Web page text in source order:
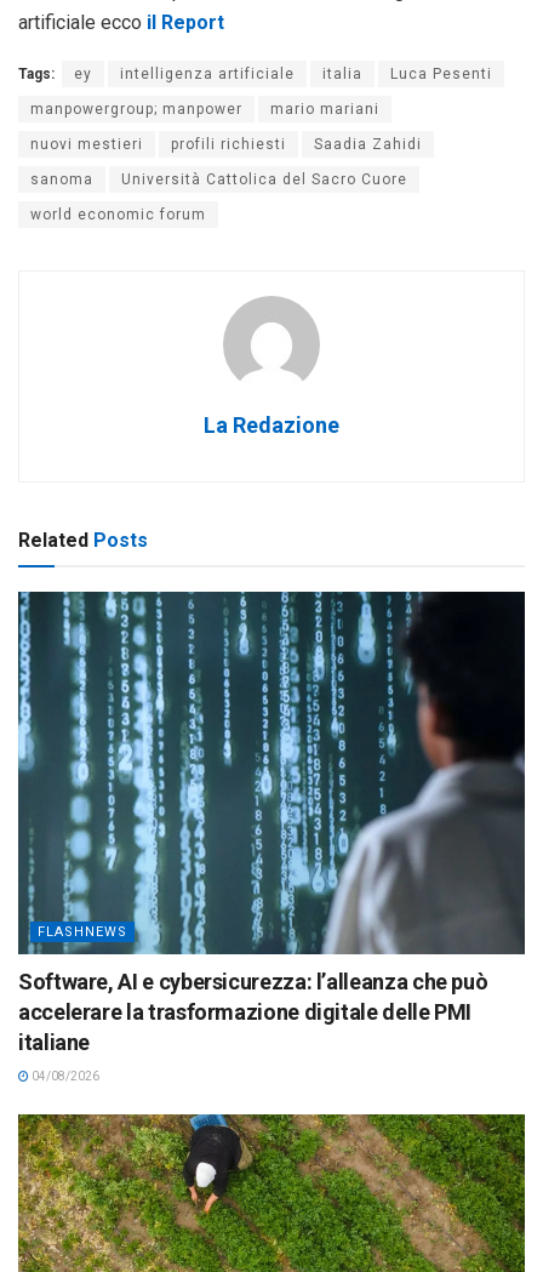
artificiale ecco il Report
Tags: ey intelligenza artificiale italia Luca Pesenti
manpowergroup; manpower mario mariani
nuovi mestieri profili richiesti Saadia Zahidi
sanoma Università Cattolica del Sacro Cuore
world economic forum
La Redazione
Related Posts
FLASHNEWS
Software, AI e cybersicurezza: l’alleanza che può
accelerare la trasformazione digitale delle PMI
italiane
04/08/2026